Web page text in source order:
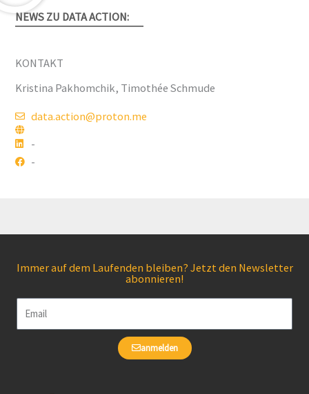
NEWS ZU DATA ACTION:
KONTAKT
Kristina Pakhomchik, Timothée Schmude
data.action@proton.me
-
-
Immer auf dem Laufenden bleiben? Jetzt den Newsletter
abonnieren!
Email
anmelden